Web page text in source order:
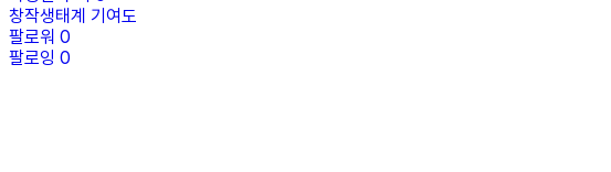
창작생태계 기여도
팔로워 0
팔로잉 0